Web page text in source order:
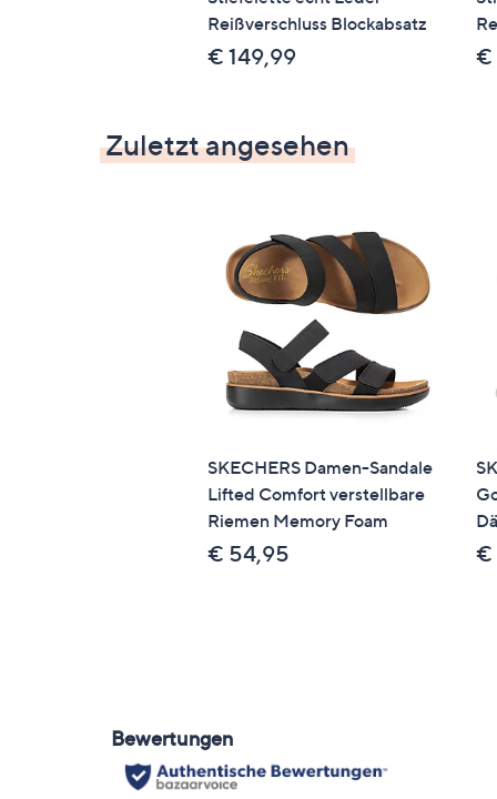
Reißverschluss Blockabsatz
€ 149,99 €
Zuletzt angesehen
SKECHERS Damen-Sandale
Lifted Comfort verstellbare
Riemen Memory Foam
€ 54,95 €